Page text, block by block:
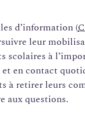
d’information (
leur
scolaires à
en contact
à retirer leurs
aux questions.